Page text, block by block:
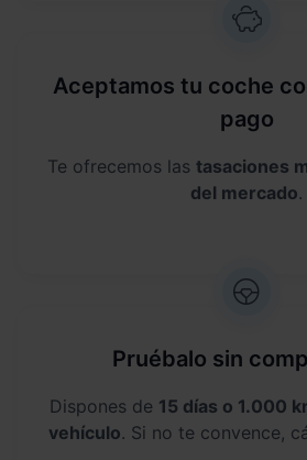
Aceptamos tu coche
pago
Te ofrecemos las tasaciones
del mercado.
Pruébalo sin
Dispones de 15 días o 1.000
vehículo. Si no te convence,